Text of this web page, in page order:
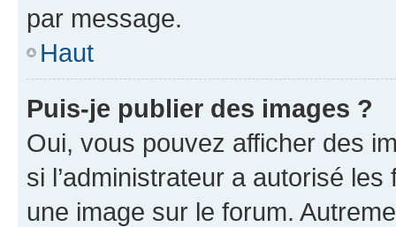
par message.
Haut
Puis-je publier des images ?
Oui, vous pouvez afficher des
si l’administrateur a autorisé
une image sur le forum.